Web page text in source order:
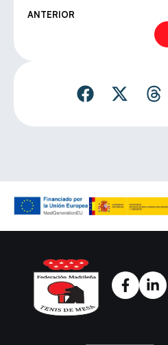
ANTERIOR